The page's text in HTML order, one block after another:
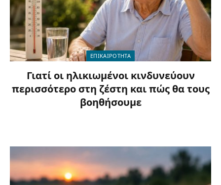
ΕΠΙΚΑΙΡΟΤΗΤΑ
Γιατί οι ηλικιωμένοι κινδυνεύουν
περισσότερο στη ζέστη και πώς θα τους
βοηθήσουμε